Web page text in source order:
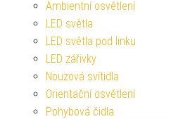
Ambientní osvětlení
LED světla
LED světla pod linku
LED zářivky
Nouzová svítidla
Orientační osvětlení
Pohybová čidla